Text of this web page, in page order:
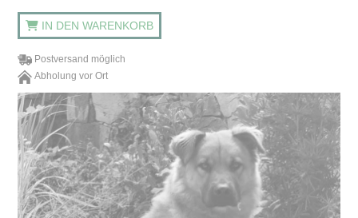
IN DEN WARENKORB
Postversand möglich
Abholung vor Ort